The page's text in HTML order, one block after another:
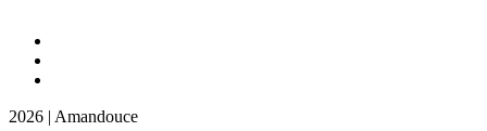
2026 | Amandouce